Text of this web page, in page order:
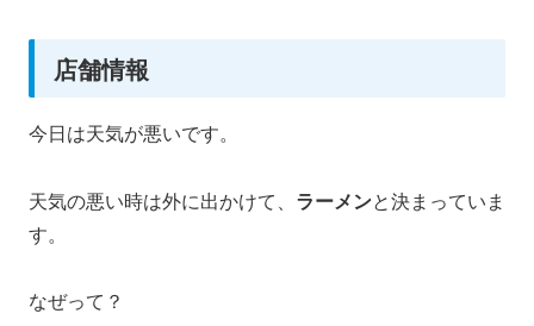
店舗情報
今日は天気が悪いです。
天気の悪い時は外に出かけて、 ラーメンと決まっていま
す。
なぜって？